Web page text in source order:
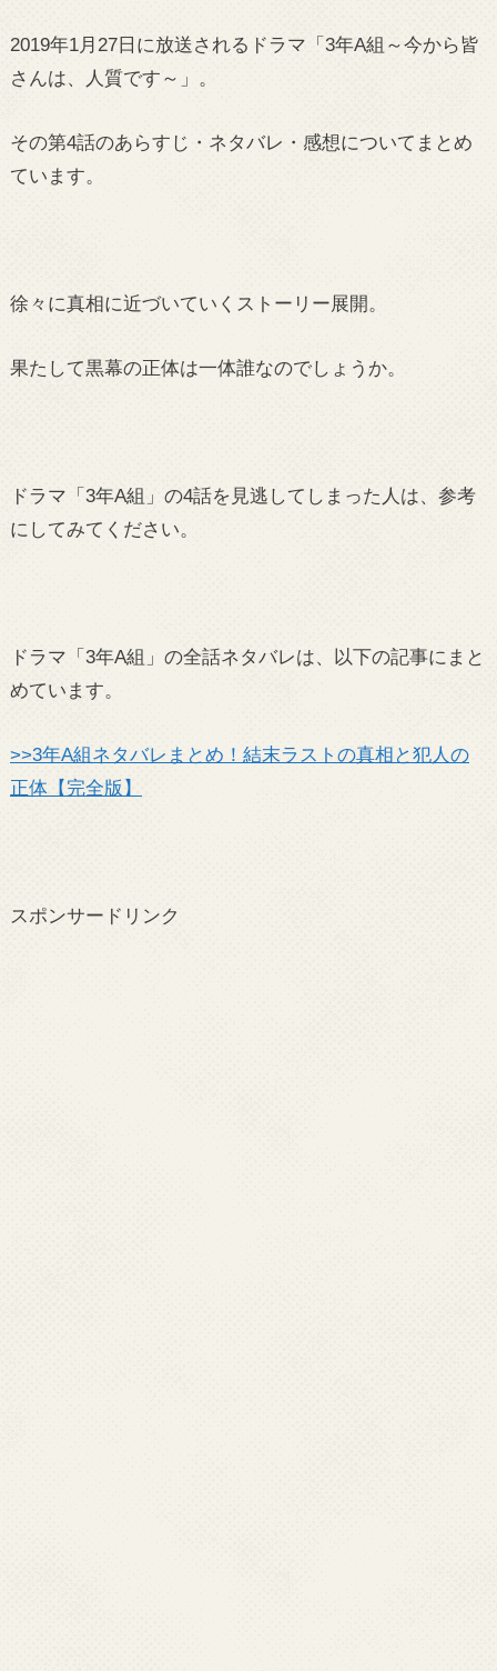
2019年1月27日に放送されるドラマ「3年A組～今から皆
さんは、人質です～」。
その第4話のあらすじ・ネタバレ・感想についてまとめ
ています。
徐々に真相に近づいていくストーリー展開。
果たして黒幕の正体は一体誰なのでしょうか。
ドラマ「3年A組」の4話を見逃してしまった人は、参考
にしてみてください。
ドラマ「3年A組」の全話ネタバレは、以下の記事にまと
めています。
>>3年A組ネタバレまとめ！結末ラストの真相と犯人の
正体【完全版】
スポンサードリンク